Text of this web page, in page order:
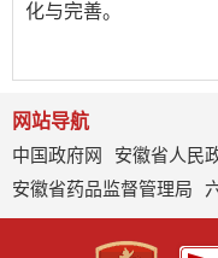
化与完善。
网站导航
中国政府网
安徽省人民
安徽省药品监督管理局